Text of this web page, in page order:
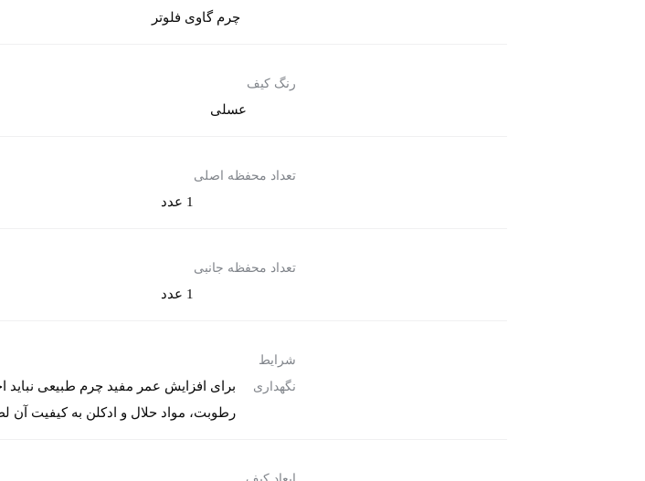
چرم گاوی فلوتر
رنگ کیف
عسلی
تعداد محفظه اصلی
1 عدد
تعداد محفظه جانبی
1 عدد
شرایط
نگهداری
برای افزایش عمر مفید چرم طبیعی نباید
رطوبت، مواد حلال و ادکلن به کیفیت آن